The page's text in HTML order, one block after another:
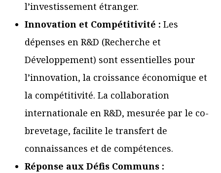
l’investissement étranger.
Innovation et Compétitivité : Les
dépenses en R&D (Recherche et
Développement) sont essentielles pour
l’innovation, la croissance économique et
la compétitivité. La collaboration
internationale en R&D, mesurée par le co-
brevetage, facilite le transfert de
connaissances et de compétences.
Réponse aux Défis Communs :